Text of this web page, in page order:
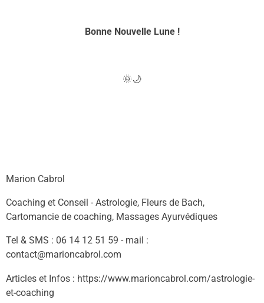
Bonne Nouvelle Lune !
🌞🌙
Marion Cabrol
Coaching et Conseil - Astrologie, Fleurs de Bach,
Cartomancie de coaching, Massages Ayurvédiques
Tel & SMS : 06 14 12 51 59 - mail :
contact@marioncabrol.com
Articles et Infos : https://www.marioncabrol.com/astrologie-
et-coaching